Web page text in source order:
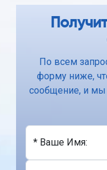
По всем
форму ниже,
сообщение, и
* Ваше Имя: